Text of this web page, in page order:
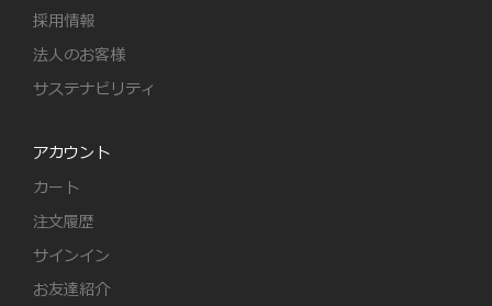
採用情報
法人のお客様
サステナビリティ
アカウント
カート
注文履歴
サインイン
お友達紹介